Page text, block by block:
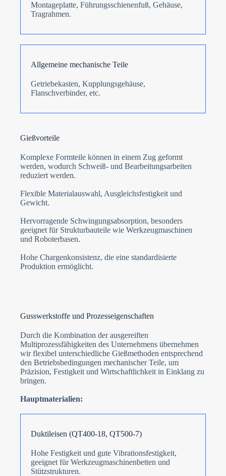
Montageplatte, Führungsschienenfuß, Gehäuse,
Tragrahmen.
Allgemeine mechanische Teile
Getriebekasten, Kupplungsgehäuse,
Flanschverbinder, etc.
Gießvorteile
Komplexe Formteile können in einem Zug geformt
werden, wodurch Schweiß- und Bearbeitungsarbeiten
reduziert werden.
Flexible Materialauswahl, Ausgleichsfestigkeit und
Gewicht.
Hervorragende Schwingungsabsorption, besonders
geeignet für Strukturbauteile wie Werkzeugmaschinen
und Roboterbasen.
Hohe Chargenkonsistenz, die eine standardisierte
Produktion ermöglicht.
Gusswerkstoffe und Prozesseigenschaften
Durch die Kombination der ausgereiften
Multiprozessfähigkeiten des Unternehmens übernehmen
wir flexibel unterschiedliche Gießmethoden entsprechend
den Betriebsbedingungen mechanischer Teile, um
Präzision, Festigkeit und Wirtschaftlichkeit in Einklang zu
bringen.
Hauptmaterialien:
Duktileisen (QT400-18, QT500-7)
Hohe Festigkeit und gute Vibrationsfestigkeit,
geeignet für Werkzeugmaschinenbetten und
Stützstrukturen.